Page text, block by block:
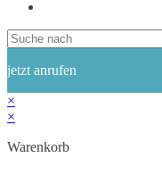
jetzt anrufen
×
×
Warenkorb